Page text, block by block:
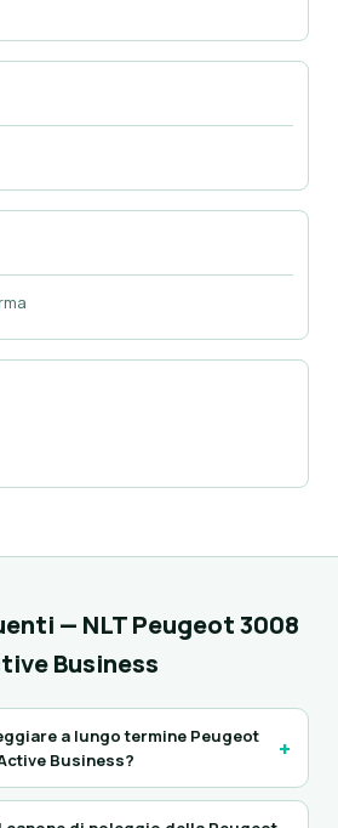
— NLT Peugeot 3008
Business
a lungo termine Peugeot
Business?
+